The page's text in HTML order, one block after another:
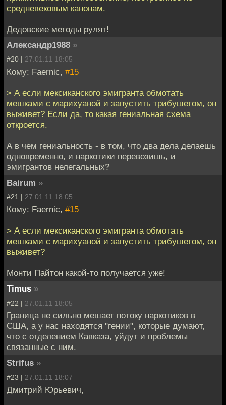
средневековым канонам.
Дедовские методы рулят!
Александр1988 »
#20 | 27.01.11 18:05
Кому: Faernic, #15
> А если мексиканского эмигранта обмотать
мешками с марихуаной и запустить трибушетом, он
выживет? Если да, то какая гениальная схема
откроется.
А в чем гениальность - в том, что два дела делаешь
одновременно, и наркотики перевозишь, и
эмигрантов нелегальных?
Bairum »
#21 | 27.01.11 18:05
Кому: Faernic, #15
> А если мексиканского эмигранта обмотать
мешками с марихуаной и запустить трибушетом, он
выживет?
Монти Пайтон какой-то получается уже!
Timus »
#22 | 27.01.11 18:05
Граница не сильно мешает потоку наркотиков в
США, а у нас находятся "гении", которые думают,
что с отделением Кавказа, уйдут и проблемы
связанные с ним.
Strifus »
#23 | 27.01.11 18:07
Дмитрий Юрьевич,